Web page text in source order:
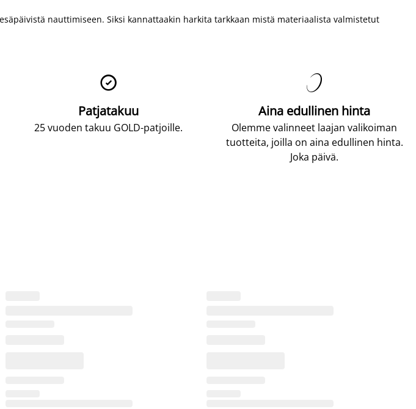
nauttimiseen. Siksi kannattaakin harkita tarkkaan mistä materiaalista valmistetut

Patjatakuu
25 vuoden takuu GOLD-patjoille.

Aina edullinen hinta
Olemme valinneet laajan valikoiman
tuotteita, joilla on aina edullinen hinta.
Joka päivä.